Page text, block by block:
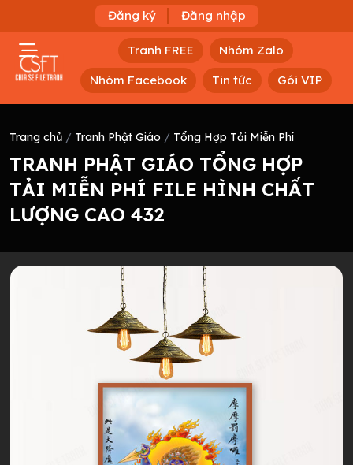
Đăng ký Đăng nhập
Tranh FREE
Nhóm Zalo
Nhóm Facebook
Tin tức Gói VIP
Trang chủ / Tranh Phật Giáo / Tổng Hợp Tải Miễn Phí
TRANH PHẬT GIÁO TỔNG HỢP
TẢI MIỄN PHÍ FILE HÌNH CHẤT
LƯỢNG CAO 432